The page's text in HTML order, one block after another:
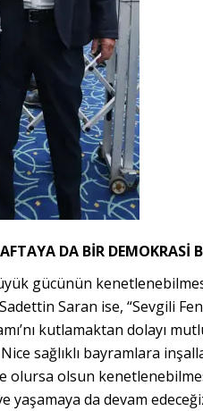
DA BİR DEMOKRASİ
gücünün
Saran ise, “Sevgili
kutlamaktan dolayı
sağlıklı bayramlara
olursa olsun
yaşamaya da devam